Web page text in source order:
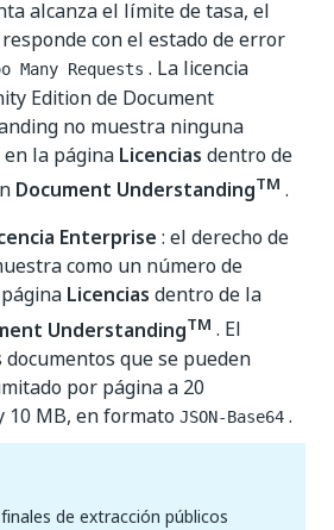
alcanza el límite de tasa, el
con el estado de error
Many Requests . La licencia
Edition de Document
no muestra ninguna
la página Licencias dentro de
Document UnderstandingTM .
Enterprise : el derecho de
como un número de
Licencias dentro de la
UnderstandingTM . El
que se pueden
por página a 20
10 MB, en formato JSON-Base64 .
de extracción públicos